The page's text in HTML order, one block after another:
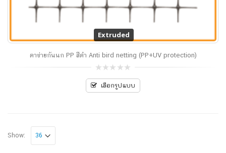
Extruded
Extruded
ตาข่ายกันนก PP สีดำ Anti bird netting (PP+UV protection)
outเลือกรูปแบบ
Show: